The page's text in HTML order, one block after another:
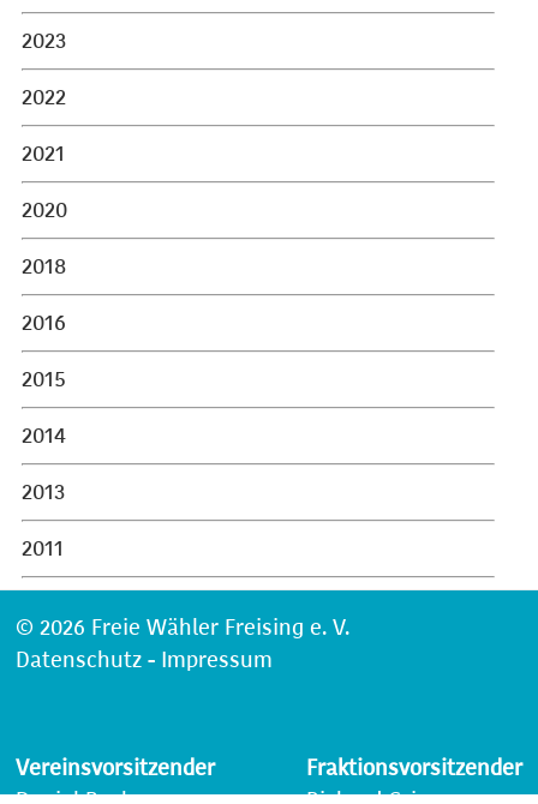
2023
2022
2021
2020
2018
2016
2015
2014
2013
2011
© 2026 Freie Wähler Freising e. V.
Datenschutz - Impressum
Vereinsvorsitzender
Fraktionsvorsitzender